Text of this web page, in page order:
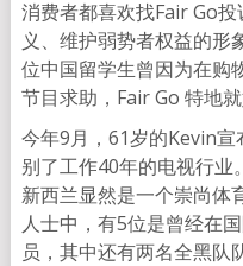
消费者都喜欢找Fair Go
义、维护弱势者权益的形
位中国留学生曾因为在购
节目求助，Fair Go 特地
今年9月，61岁的Kevin
别了工作40年的电视行业。
新西兰显然是一个崇尚体
人士中，有5位是曾经在
员，其中还有两名全黑队